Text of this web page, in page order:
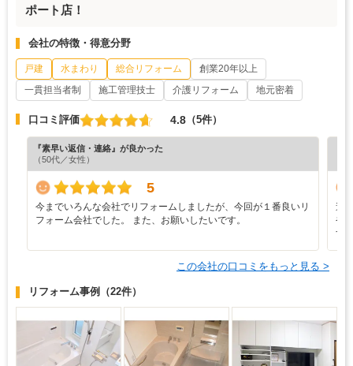
ポート店！
会社の特徴・得意分野
戸建 水まわり 総合リフォーム
創業20年以上
一貫担当者制
施工管理技士 介護リフォーム 地元密着
口コミ評価 4.8 （5件）
『素早い返信・連絡』が良かった
（50代／女性）
5
今までいろんな会社でリフォームしましたが、今回が１番良いリ
フォーム会社でした。 また、お願いしたいです。
途
や
す
この会社の口コミをもっと見る >
リフォーム事例 （22件）